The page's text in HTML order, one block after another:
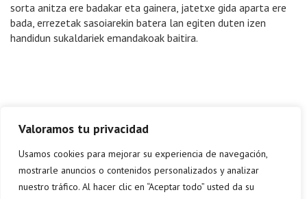
Valoramos tu privacidad
Usamos cookies para mejorar su experiencia de navegación,
mostrarle anuncios o contenidos personalizados y analizar
nuestro tráfico. Al hacer clic en “Aceptar todo” usted da su
sorta anitza ere badakar eta gainera, jatetxe gida aparta ere
bada, errezetak sasoiarekin batera lan egiten duten izen
handidun sukaldariek emandakoak baitira.